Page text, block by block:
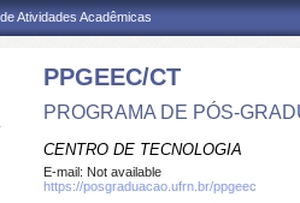
Atividades Acadêmicas
PPGEEC/CT
PROGRAMA DE PÓS-
CENTRO DE TECNOLOGIA
E-mail: Not available
https://posgraduacao.ufrn.br/ppgeec